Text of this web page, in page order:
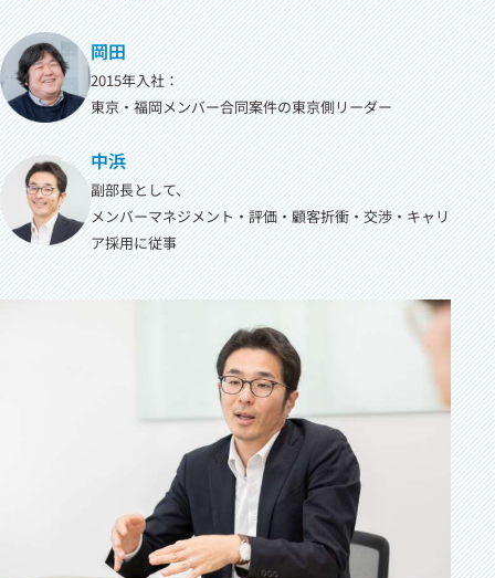
岡田
2015年入社：
東京・福岡メンバー合同案件の東京側リーダー
中浜
副部長として、
メンバーマネジメント・評価・顧客折衝・交渉・キャリ
ア採用に従事